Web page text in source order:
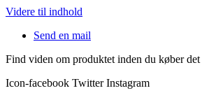
Videre til indhold
Send en mail
Find viden om produktet inden du køber det
Icon-facebook Twitter Instagram